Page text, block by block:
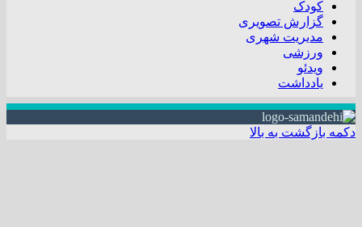
کودک
گزارش تصویری
مدیریت شهری
ورزشی
ویدئو
یادداشت
دکمه بازگشت به بالا